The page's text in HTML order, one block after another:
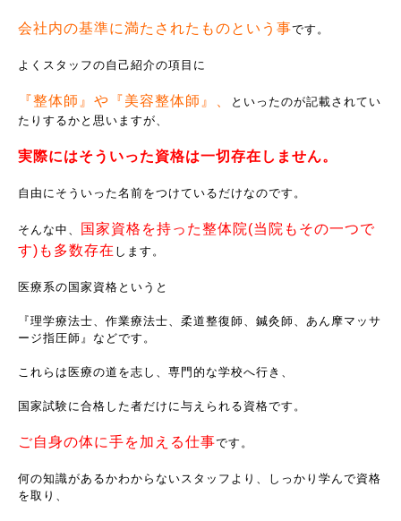
会社内の基準に満たされたものという事です。
よくスタッフの自己紹介の項目に
『整体師』や『美容整体師』、
といったのが記載されてい
たりするかと思いますが、
実際にはそういった資格は一切存在しません。
自由にそういった名前をつけているだけなのです。
そんな中、
国家資格を持った整体院(当院もその一つで
す)も多数存在 します。
医療系の国家資格というと
『理学療法士、作業療法士、柔道整復師、鍼灸師、あん摩マッサ
ージ指圧師』などです。
これらは医療の道を志し、専門的な学校へ行き、
国家試験に合格した者だけに与えられる資格です。
ご自身の体に手を加える仕事です。
何の知識があるかわからないスタッフより、しっかり学んで資格
を取り、